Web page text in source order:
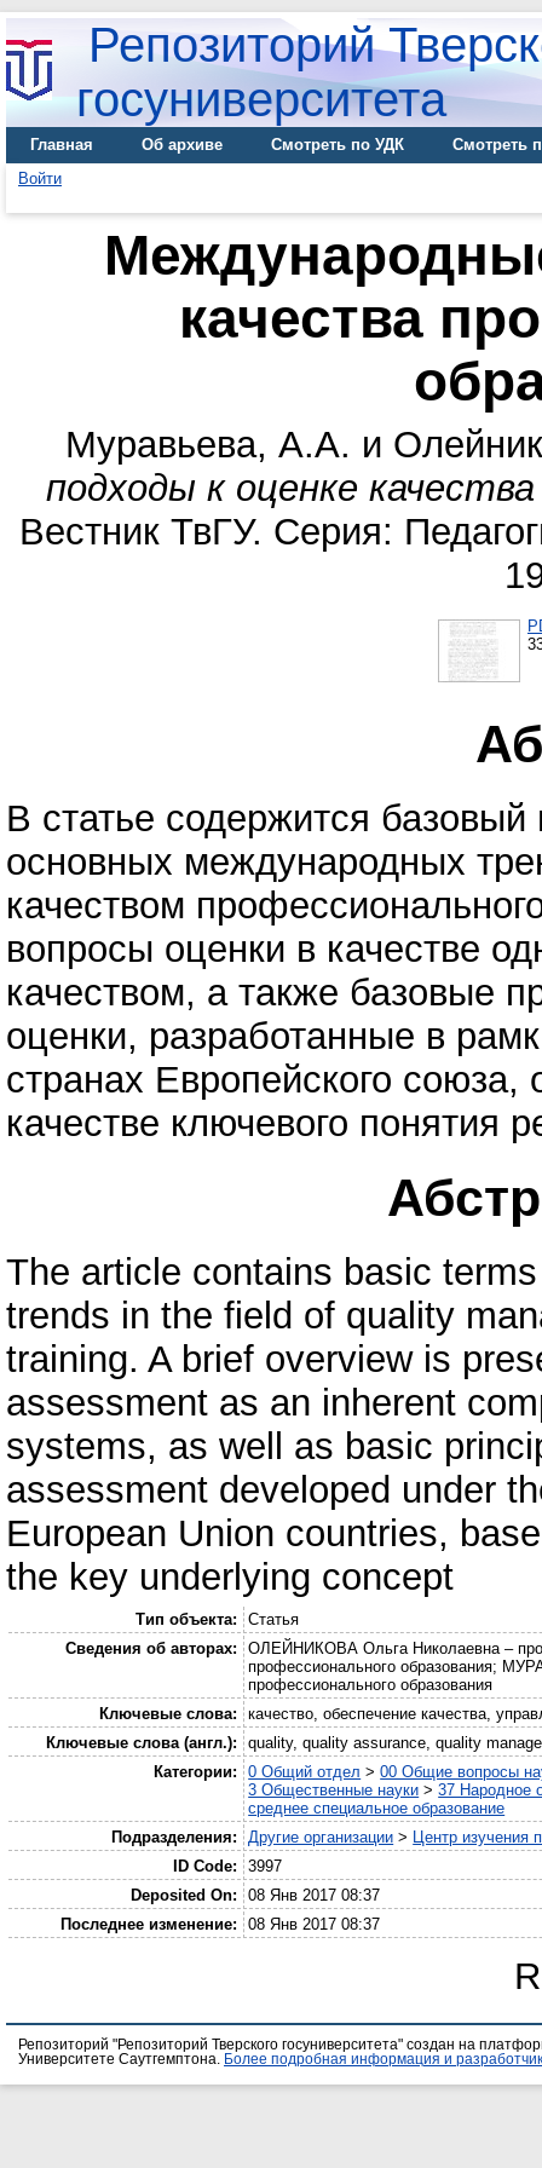
Репозиторий
госуниверситета
Главная Об архиве Смотреть по УДК
Смотреть
Войти
качества
Муравьева, А.А. и
подходы к оценке
Вестник ТвГУ. Серия:
В статье содержится
основных международных
качеством
вопросы оценки в качестве
качеством, а также базовые
оценки, разработанные в
странах Европейского
качестве ключевого понятия
The article contains basic
trends in the field of quality
training. A brief overview is
assessment as an inherent
systems, as well as basic
assessment developed under
European Union countries,
the key underlying concept
Тип объекта:
Статья
Сведения об авторах:
ОЛЕЙНИКОВА Ольга Николаевна –
профессионального образования;
профессионального образования
Ключевые слова:
качество, обеспечение качества,
Ключевые слова (англ.):
quality, quality assurance, quality
Категории:
0 Общий отдел >00 Общие вопросы
3 Общественные науки >37 Народное
среднее специальное образование
Подразделения:
Другие организации > Центр изучения
ID Code:
3997
Deposited On:
08 Янв 2017 08:37
Последнее изменение:
08 Янв 2017 08:37
Репозиторий "Репозиторий Тверского госуниверситета" создан на
Университете Саутгемптона. Более подробная информация и